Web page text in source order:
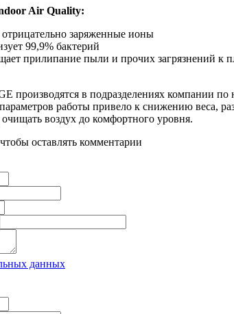
Air Quality:
заряженные ионы
99,9% бактерий
прилипание пыли и прочих загрязнений к
производятся в подразделениях компании
работы привело к снижению веса,
воздух до комфортного уровня.
оставлять комментарии
данных